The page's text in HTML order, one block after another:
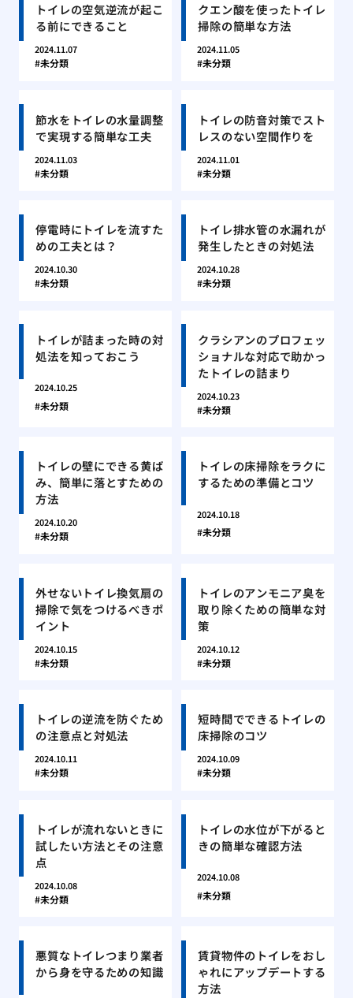
トイレの空気逆流が起こ
る前にできること
2024.11.07
未分類
クエン酸を使ったトイレ
掃除の簡単な方法
2024.11.05
未分類
節水をトイレの水量調整
で実現する簡単な工夫
2024.11.03
未分類
トイレの防音対策でスト
レスのない空間作りを
2024.11.01
未分類
停電時にトイレを流すた
めの工夫とは？
2024.10.30
未分類
トイレ排水管の水漏れが
発生したときの対処法
2024.10.28
未分類
トイレが詰まった時の対
処法を知っておこう
2024.10.25
未分類
クラシアンのプロフェッ
ショナルな対応で助かっ
たトイレの詰まり
2024.10.23
未分類
トイレの壁にできる黄ば
み、簡単に落とすための
方法
2024.10.20
未分類
トイレの床掃除をラクに
するための準備とコツ
2024.10.18
未分類
外せないトイレ換気扇の
掃除で気をつけるべきポ
イント
2024.10.15
未分類
トイレのアンモニア臭を
取り除くための簡単な対
策
2024.10.12
未分類
トイレの逆流を防ぐため
の注意点と対処法
2024.10.11
未分類
短時間でできるトイレの
床掃除のコツ
2024.10.09
未分類
トイレが流れないときに
試したい方法とその注意
点
2024.10.08
未分類
トイレの水位が下がると
きの簡単な確認方法
2024.10.08
未分類
悪質なトイレつまり業者
から身を守るための知識
賃貸物件のトイレをおし
ゃれにアップデートする
方法